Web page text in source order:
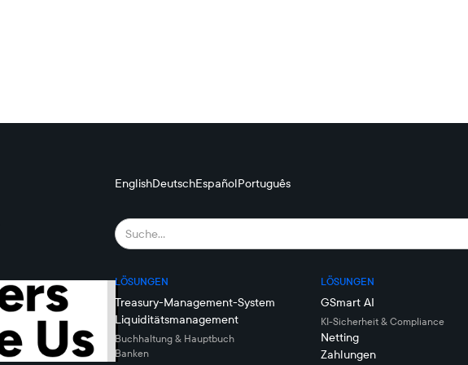
EnglishDeutschEspañolPortuguês
LÖSUNGEN
Treasury-Management-System
Liquiditätsmanagement
Buchhaltung & Hauptbuch
Banken
LÖSUNGEN
GSmart AI
KI-Sicherheit & Compliance
Netting
Zahlungen